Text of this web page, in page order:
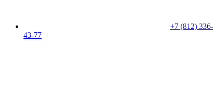
+7 (812) 336-
43-77